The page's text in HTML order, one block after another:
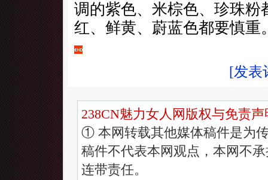
调的紫色、米棕色、珍珠粉
红、鲜黄、蔚蓝色都要慎重
[发表
238CN魅力女人网版权与免责声
① 本网转载其他媒体稿件是为
稿件不代表本网观点，本网不
连带责任。